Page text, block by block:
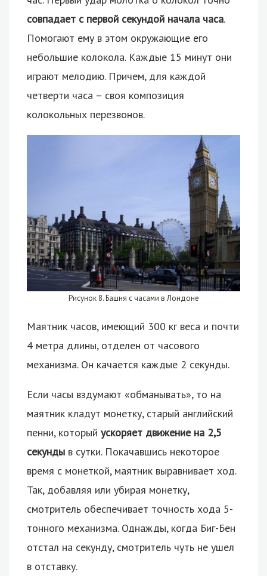
совпадает с первой секундой начала часа.
Помогают ему в этом окружающие его
небольшие колокола. Каждые 15 минут они
играют мелодию. Причем, для каждой
четверти часа – своя композиция
колокольных перезвонов.
Рисунок 8. Башня с часами в Лондоне
Маятник часов, имеющий 300 кг веса и почти
4 метра длины, отделен от часового
механизма. Он качается каждые 2 секунды.
Если часы вздумают «обманывать», то на
маятник кладут монетку, старый английский
пенни, который ускоряет движение на 2,5
секунды в сутки. Покачавшись некоторое
время с монеткой, маятник выравнивает ход.
Так, добавляя или убирая монетку,
смотритель обеспечивает точность хода 5-
тонного механизма. Однажды, когда Биг-Бен
отстал на секунду, смотритель чуть не ушел
в отставку.